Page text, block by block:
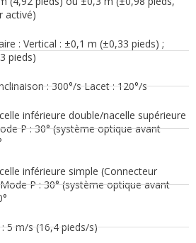
activé)
: Vertical : ±0,1 m (±0,33 pieds) ;
pieds)
: 300°/s Lacet : 120°/s
inférieure double/nacelle supérieure
P : 30° (système optique avant
inférieure simple (Connecteur
P : 30° (système optique avant
: 5 m/s (16,4 pieds/s)